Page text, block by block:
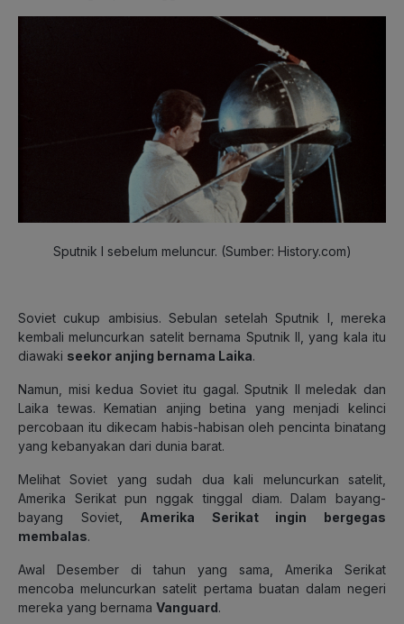
Sputnik I sebelum meluncur. (Sumber: History.com)
Soviet cukup ambisius. Sebulan setelah Sputnik I, mereka
kembali meluncurkan satelit bernama Sputnik II, yang kala itu
diawaki seekor anjing bernama Laika.
Namun, misi kedua Soviet itu gagal. Sputnik II meledak dan
Laika tewas. Kematian anjing betina yang menjadi kelinci
percobaan itu dikecam habis-habisan oleh pencinta binatang
yang kebanyakan dari dunia barat.
Melihat Soviet yang sudah dua kali meluncurkan satelit,
Amerika Serikat pun nggak tinggal diam. Dalam bayang-
bayang Soviet, Amerika Serikat ingin bergegas
membalas.
Awal Desember di tahun yang sama, Amerika Serikat
mencoba meluncurkan satelit pertama buatan dalam negeri
mereka yang bernama Vanguard.